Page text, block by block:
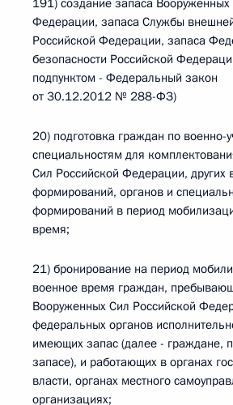
191) создание запаса Вооруженных
Федерации, запаса Службы
Российской Федерации, запаса
безопасности Российской
подпунктом - Федеральный закон
от 30.12.2012 № 288-ФЗ)
20) подготовка граждан по военно-
специальностям для
Сил Российской Федерации, других
формирований, органов и
формирований в период
время;
21) бронирование на период
военное время граждан,
Вооруженных Сил Российской
федеральных органов
имеющих запас (далее - граждане,
запасе), и работающих в органах
власти, органах местного
организациях;